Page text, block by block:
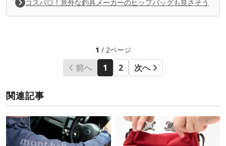
コスパ◎！意外な釣具メーカーのヒップバッグも良さそう
1 / 2ページ
前へ 1 2 次へ
関連記事